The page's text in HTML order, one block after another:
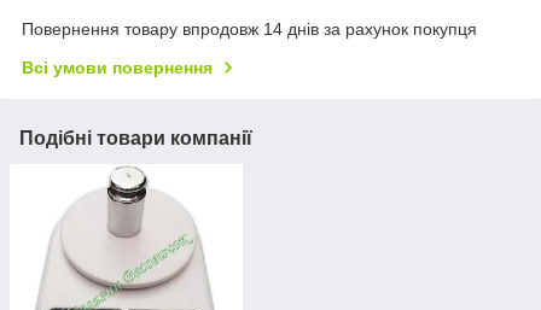
Повернення товару впродовж 14 днів за рахунок покупця
Всі умови повернення
Подібні товари компанії